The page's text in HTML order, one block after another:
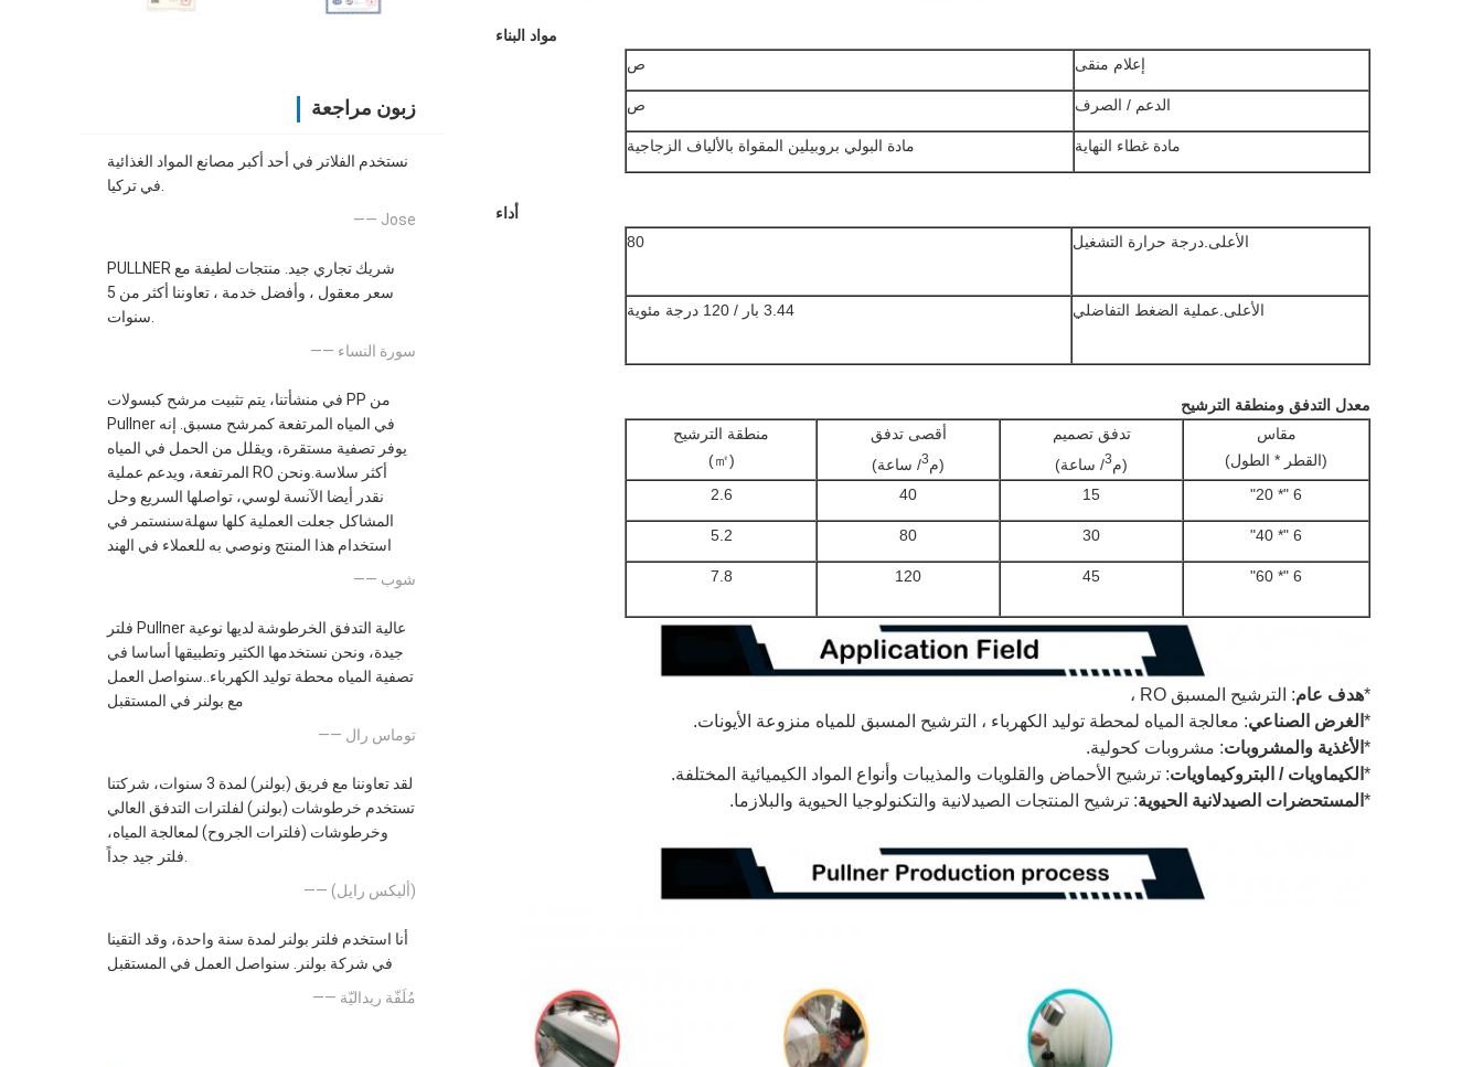
زبون مراجعة
نستخدم الفلاتر في أحد أكبر مصانع المواد الغذائية
في تركيا.
—— Jose
PULLNER شريك تجاري جيد. منتجات لطيفة مع
سعر معقول ، وأفضل خدمة ، تعاوننا أكثر من 5
سنوات.
—— سورة النساء
في منشأتنا، يتم تثبيت مرشح كبسولات PP من
Pullner في المياه المرتفعة كمرشح مسبق. إنه
يوفر تصفية مستقرة، ويقلل من الحمل في المياه
المرتفعة، ويدعم عملية RO أكثر سلاسة.ونحن
نقدر أيضا الآنسة لوسي، تواصلها السريع وحل
المشاكل جعلت العملية كلها سهلةسنستمر في
استخدام هذا المنتج ونوصي به للعملاء في الهند
—— شوب
فلتر Pullner عالية التدفق الخرطوشة لديها نوعية
جيدة، ونحن نستخدمها الكثير وتطبيقها أساسا في
تصفية المياه محطة توليد الكهرباء..سنواصل العمل
مع بولنر في المستقبل
—— توماس رال
لقد تعاوننا مع فريق (بولنر) لمدة 3 سنوات، شركتنا
تستخدم خرطوشات (بولنر) لفلترات التدفق العالي
وخرطوشات (فلترات الجروح) لمعالجة المياه،
فلتر جيد جداً.
—— (أليكس رايل)
أنا استخدم فلتر بولنر لمدة سنة واحدة، وقد التقينا
في شركة بولنر. سنواصل العمل في المستقبل
—— مُلَفّة ريداليّة
مواد البناء
إعلام منقى
ص
الدعم / الصرف ص
مادة غطاء النهاية مادة البولي بروبيلين المقواة بالألياف الزجاجية
أداء
الأعلى.درجة حرارة التشغيل
80
الأعلى.عملية الضغط التفاضلي 3.44 بار / 120 درجة مئوية
معدل التدفق ومنطقة الترشيح
مقاس
(القطر * الطول)
تدفق تصميم
(م3/ ساعة)
أقصى تدفق
(م3/ ساعة)
منطقة الترشيح
(㎡)
6 "* 20"
15
40
2.6
6 "* 40"
30
80
5.2
6 "* 60"
45
120
7.8
*هدف عام: الترشيح المسبق RO ،
* الغرض الصناعي: معالجة المياه لمحطة توليد الكهرباء ، الترشيح المسبق للمياه منزوعة الأيونات.
* الأغذية والمشروبات: مشروبات كحولية.
* الكيماويات / البتروكيماويات: ترشيح الأحماض والقلويات والمذيبات وأنواع المواد الكيميائية المختلفة.
* المستحضرات الصيدلانية الحيوية: ترشيح المنتجات الصيدلانية والتكنولوجيا الحيوية والبلازما.